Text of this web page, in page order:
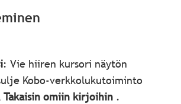
: Vie hiiren kursori näytön
Kobo-verkkolukutoiminto
Takaisin omiin kirjoihin .